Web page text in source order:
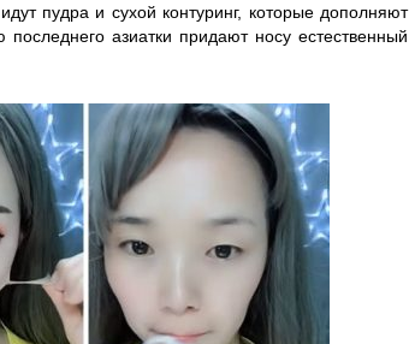
пудра и сухой контуринг, которые дополняют
азиатки придают носу естественный